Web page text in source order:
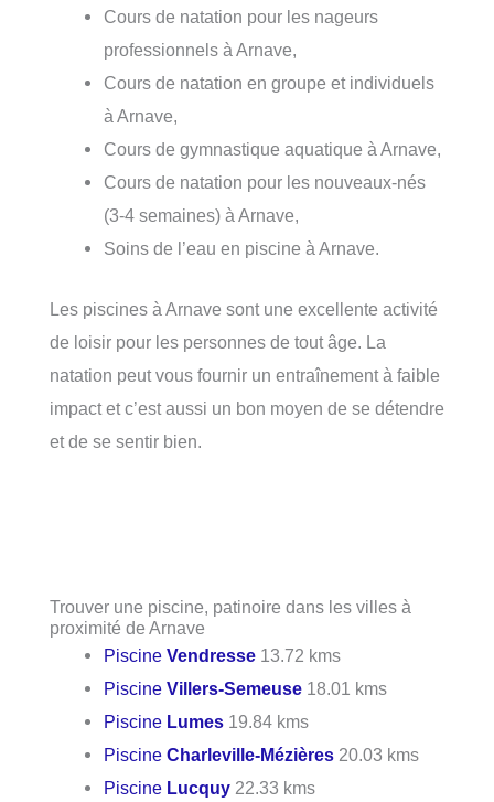
Cours de natation pour les nageurs
professionnels à Arnave,
Cours de natation en groupe et individuels
à Arnave,
Cours de gymnastique aquatique à Arnave,
Cours de natation pour les nouveaux-nés
(3-4 semaines) à Arnave,
Soins de l’eau en piscine à Arnave.
Les piscines à Arnave sont une excellente activité
de loisir pour les personnes de tout âge. La
natation peut vous fournir un entraînement à faible
impact et c’est aussi un bon moyen de se détendre
et de se sentir bien.
Trouver une piscine, patinoire dans les villes à
proximité de Arnave
PiscineVendresse 13.72 kms
PiscineVillers-Semeuse 18.01 kms
Piscine Lumes 19.84 kms
PiscineCharleville-Mézières 20.03 kms
Piscine Lucquy 22.33 kms